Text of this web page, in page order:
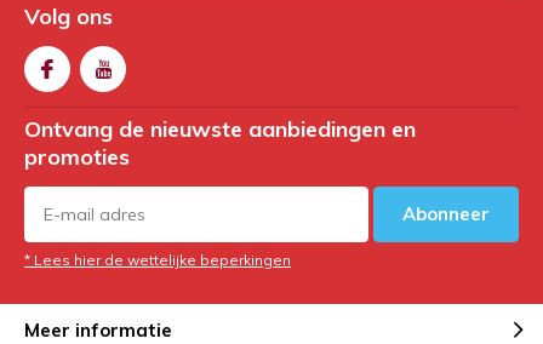
Volg ons
Ontvang de nieuwste aanbiedingen en
promoties
Abonneer
* Lees hier de wettelijke beperkingen
Meer informatie